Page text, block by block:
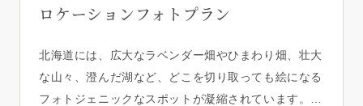
ロケーションフォトプラン
北海道には、広大なラベンダー畑やひまわり畑、壮大
な山々、澄んだ湖など、どこを切り取っても絵になる
フォトジェニックなスポットが凝縮されています。